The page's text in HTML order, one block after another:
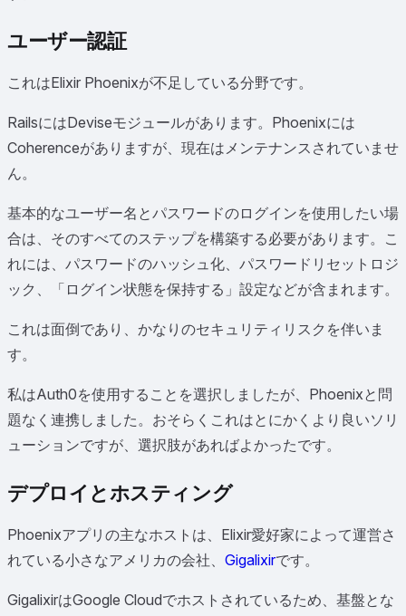
ユーザー認証
これはElixir Phoenixが不足している分野です。
RailsにはDeviseモジュールがあります。Phoenixには
Coherenceがありますが、現在はメンテナンスされていませ
ん。
基本的なユーザー名とパスワードのログインを使用したい場
合は、そのすべてのステップを構築する必要があります。こ
れには、パスワードのハッシュ化、パスワードリセットロジ
ック、「ログイン状態を保持する」設定などが含まれます。
これは面倒であり、かなりのセキュリティリスクを伴いま
す。
私はAuth0を使用することを選択しましたが、Phoenixと問
題なく連携しました。おそらくこれはとにかくより良いソリ
ューションですが、選択肢があればよかったです。
デプロイとホスティング
Phoenixアプリの主なホストは、Elixir愛好家によって運営さ
れている小さなアメリカの会社、 Gigalixirです。
GigalixirはGoogle Cloudでホストされているため、基盤とな